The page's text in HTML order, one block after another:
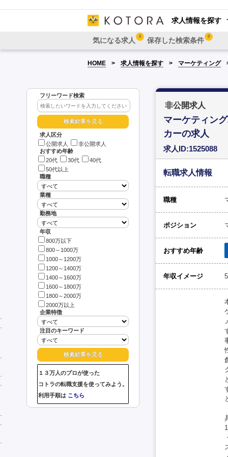
求人情報を探す
気になる求人 0 保存した検索条件 0
HOME 求人情報を探す マーケティング
フリーワード検索
求人区分
公開求人
非公開求人
おすすめ年齢
20代
30代
40代
50代以上
職種
業種
勤務地
年収
800万以下
800～1000万
1000～1200万
1200～1400万
1400～1600万
1600～1800万
1800～2000万
2000万以上
企業特徴
注目のキーワード
１３万人のプロが使った
コトラの転職支援を使ってみよう。
利用手順は こちら
非公開求人
マーケティン
カーの求人
求人ID:1525088
転職求人情報
職種
ポジション
おすすめ年齢
年収イメージ